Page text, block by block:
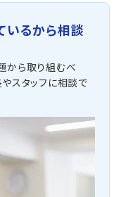
いるから相談
から取り組むべ
やスタッフに相談で